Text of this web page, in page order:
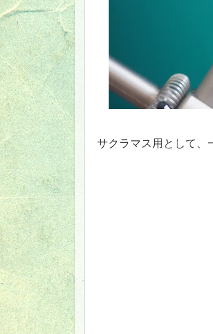
サクラマス用として、